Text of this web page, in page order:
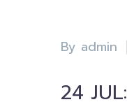
By admin
24 JUL: